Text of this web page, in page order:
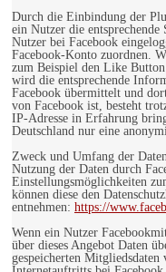
Durch die Einbindung der
ein Nutzer die
Nutzer bei Facebook
Facebook-Konto zuordnen.
zum Beispiel den Like
wird die entsprechende
Facebook übermittelt und
von Facebook ist, besteht
IP-Adresse in Erfahrung
Deutschland nur eine
Zweck und Umfang der
Nutzung der Daten durch
Einstellungsmöglichkeiten
können diese den
entnehmen: https://
Wenn ein Nutzer
über dieses Angebot Daten
gespeicherten